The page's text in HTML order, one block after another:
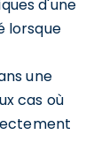
d'une
lorsque
une
cas où